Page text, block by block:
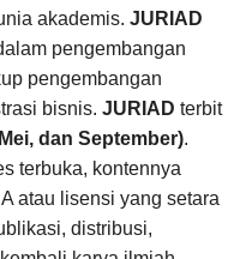
akademis. JURIAD
pengembangan
pengembangan
bisnis. JURIAD terbit
dan September).
terbuka, kontennya
atau lisensi yang setara
distribusi,